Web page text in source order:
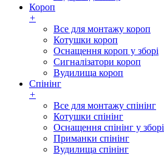
Короп
+
Все для монтажу короп
Котушки короп
Оснащення короп у зборі
Сигналізатори короп
Вудилища короп
Спінінг
+
Все для монтажу спінінг
Котушки спінінг
Оснащення спінінг у зборі
Приманки спінінг
Вудилища спінінг